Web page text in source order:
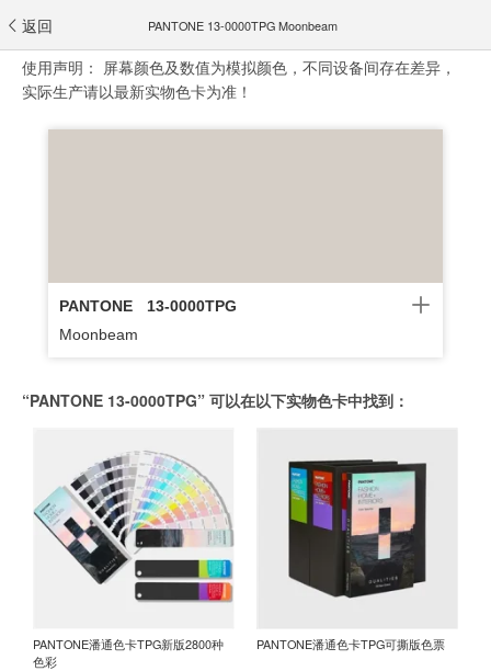
返回 PANTONE 13-0000TPG Moonbeam
使用声明： 屏幕颜色及数值为模拟颜色，不同设备间存在差异，
实际生产请以最新实物色卡为准！
PANTONE
13-0000TPG
Moonbeam
“PANTONE 13-0000TPG” 可以在以下实物色卡中找到：
PANTONE潘通色卡TPG新版2800种
色彩
PANTONE潘通色卡TPG可撕版色票